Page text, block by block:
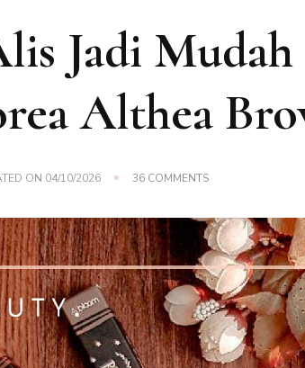
Jadi Mudah
Althea
ON 04/10/2026 36 COMMENTSON
JADI
MUDAH
DENGAN
PENSIL
ALIS
KOREA
ALTHEA
BROWWOW